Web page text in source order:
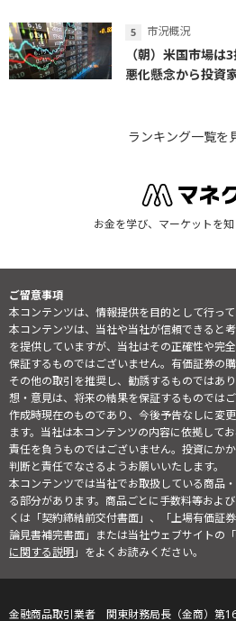
市況概況
（朝）米国市場
悪化懸念から投資
ランキング一覧を
お金を学び、マーケットを
ご留意事項
本コンテンツは、情報提供を目的として行って
本コンテンツは、当社や当社が信頼できると
を提供していますが、当社はその正確性や完
保証するものではございません。有価証券の
その他の取引を推奨し、勧誘するものではあ
想・意見は、将来の結果を保証するものでは
作成時現在のものであり、今後予告なしに変
ます。当社は本コンテンツの内容に依拠して
責任を負うものではございません。投資にか
判断と責任でなさるようお願いいたします。
本コンテンツでは当社でお取扱している商品
る部分があります。商品ごとに手数料等およ
くは「契約締結前交付書面」、「上場有価証
論見書補完書面」または当社ウェブサイトの「
に関する説明」をよくお読みください。
金融商品取引業者 関東財務局長（金商）第